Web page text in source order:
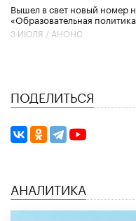
Вышел в свет новый номер
«Образовательная
3 ИЮЛЯ / АНОНС
ПОДЕЛИТЬСЯ
АНАЛИТИКА